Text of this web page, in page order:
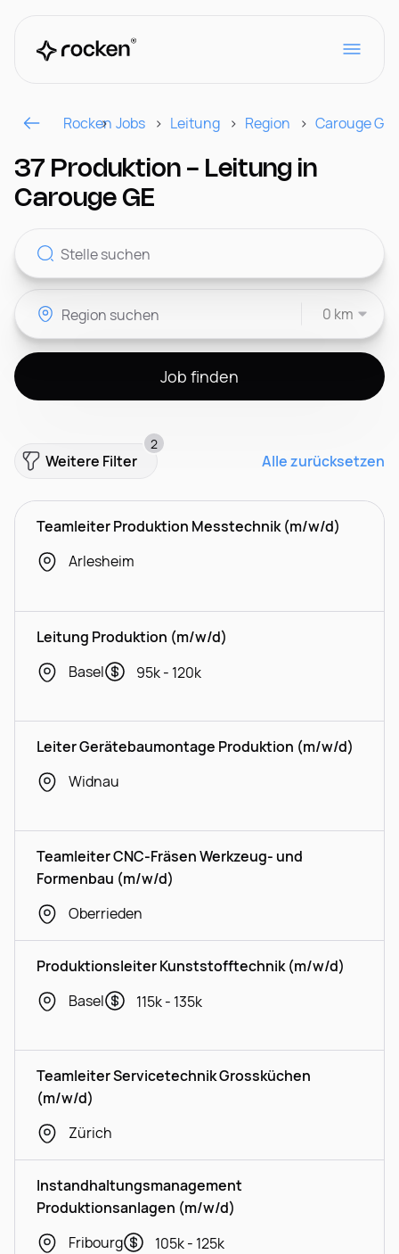
Für Arbeitgeber
Kontakt
CH
Rocken Jobs Leitung Region Carouge GE
37 Produktion - Leitung in
Carouge GE
0 km
Job finden
Weitere Filter
2
Alle zurücksetzen
Teamleiter Produktion Messtechnik (m/w/d)
Arlesheim
Leitung Produktion (m/w/d)
Basel
95k - 120k
Leiter Gerätebaumontage Produktion (m/w/d)
Widnau
Teamleiter CNC-Fräsen Werkzeug- und
Formenbau (m/w/d)
Oberrieden
Produktionsleiter Kunststofftechnik (m/w/d)
Basel
115k - 135k
Teamleiter Servicetechnik Grossküchen
(m/w/d)
Zürich
Instandhaltungsmanagement
Produktionsanlagen (m/w/d)
Fribourg
105k - 125k